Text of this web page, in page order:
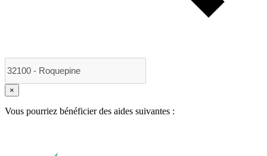
×
Vous pourriez bénéficier des aides suivantes :